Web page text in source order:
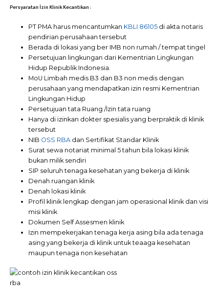
Persyaratan İzin Klinik Kecantikan :
PT PMA harus mencantumkan KBLI 86105 di akta notaris
pendirian perusahaan tersebut
Berada di lokasi yang ber IMB non rumah / tempat tingel
Persetujuan lingkungan dari Kementrian Lingkungan
Hidup Republik Indonesia.
MoU Limbah medis B3 dan B3 non medis dengan
perusahaan yang mendapatkan izin resmi Kementrian
Lingkungan Hidup
Persetujuan tata Ruang /Izin tata ruang
Hanya di izinkan dokter spesialis yang berpraktik di klinik
tersebut
NIB OSS RBA dan Sertifikat Standar Klinik
Surat sewa notariat minimal 5 tahun bila lokasi klinik
bukan milik sendiri
SIP seluruh tenaga kesehatan yang bekerja di klinik
Denah ruangan klinik
Denah lokasi klinik
Profil klinik lengkap dengan jam operasional klinik dan visi
misi klinik
Dokumen Self Assesmen klinik
Izin mempekerjakan tenaga kerja asing bila ada tenaga
asing yang bekerja di klinik untuk teaaga kesehatan
maupun tenaga non kesehatan